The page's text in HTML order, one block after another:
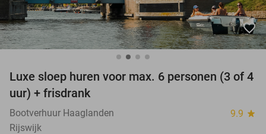
favorite_border
Luxe sloep huren voor max. 6 personen (3 of 4
uur) + frisdrank
Bootverhuur Haaglanden 9.9 star
Rijswijk